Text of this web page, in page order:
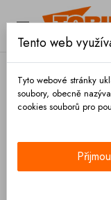

Tento web
Tyto webové stránky
soubory, obecně
cookies souborů pro